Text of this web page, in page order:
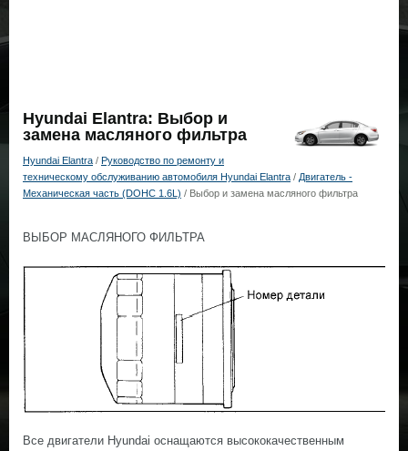
Hyundai Elantra: Выбор и
замена масляного фильтра
Hyundai Elantra / Руководство по ремонту и
техническому обслуживанию автомобиля Hyundai Elantra / Двигатель -
Механическая часть (DOHC 1.6L) / Выбор и замена масляного фильтра
ВЫБОР МАСЛЯНОГО ФИЛЬТРА
Все двигатели Hyundai оснащаются высококачественным